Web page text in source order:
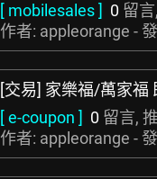
[ mobilesales ] 0 留
作者: appleorange -
[交易] 家樂福/萬家福
[ e-coupon ] 0 留言,
作者: appleorange -